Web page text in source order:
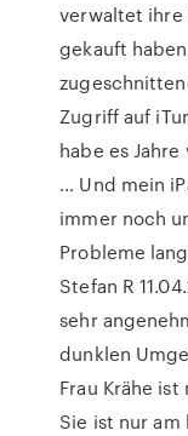
verwaltet ihre
gekauft
Zugriff auf
habe es
… Und mein
immer noch
Probleme
Stefan R
sehr
dunklen
Frau Krähe
Sie ist nur am